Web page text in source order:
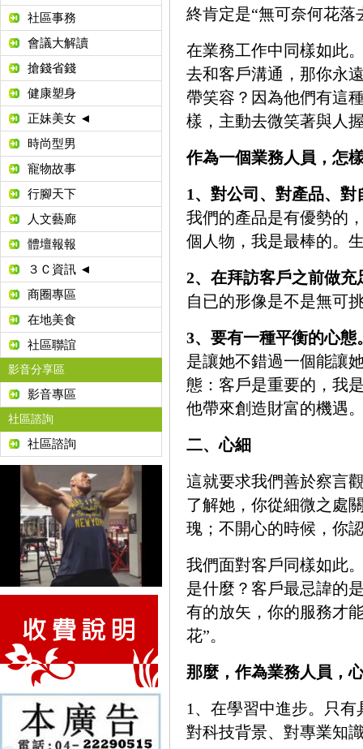
社區事務
會議大解讀
搶錢省錢
健康塑身
正妹美女 ◄
時尚型男
寵物故事
行腳天下
人文藝廊
體壇報報
３Ｃ資訊 ◄
商圈專區
在地美食
社區聯誼
影音分享區
影音專區
社區諮詢
社區諮詢
終肯定是“無可奈何花
在業務工作中同樣如此
去和客戶溝通，那你永
帶笑容？因為他們有這
樣，主動去微笑著與人
作為一個業務人員，怎
1、對公司、對產品、
我們的產品是有優勢的
個人物，我是最棒的。
2、在拜訪客戶之前做
自已的形像是不是無可
3、要有一種平衡的心態
是讓她不錯過一個能讓
態：客戶是重要的，我
他帶來創造財富的機遇
二、心細
這就要求我們善於察言
了解她，你從細微之處
瑰；不開心的時候，你
我們面對客戶同樣如此
是什麼？客戶最忌諱的
有的放矢，你的服務才
花”。
那麼，作為業務人員，
1、在學習中進步。只
對科技背景、對專業知